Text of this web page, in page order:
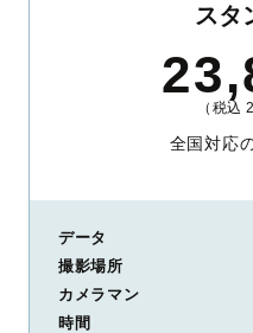
スタ
（税込
全国対応
データ
撮影場所
カメラマン
時間